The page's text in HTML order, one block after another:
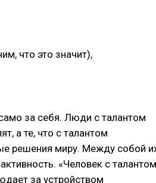
что это значит),
за себя. Люди с талантом
а те, что с талантом
решения миру. Между собой
«Человек с талантом
за устройством